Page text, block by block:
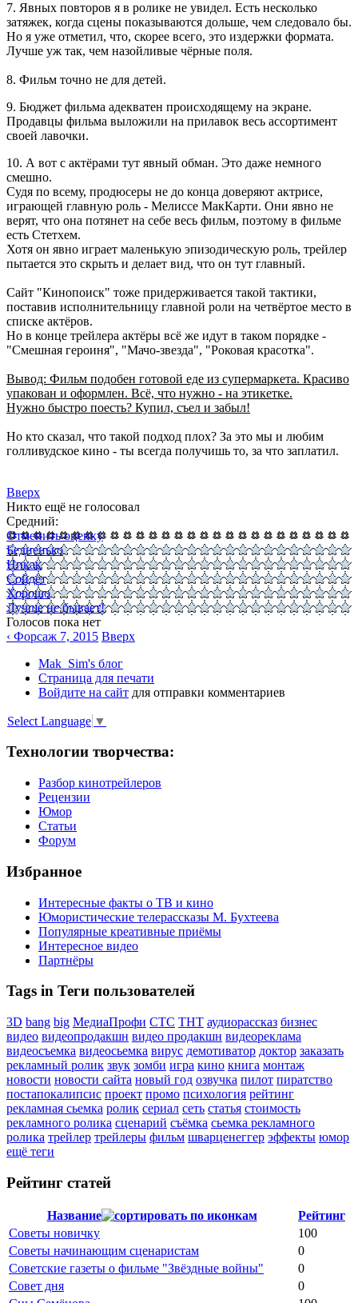
7. Явных повторов я в ролике не увидел. Есть несколько
затяжек, когда сцены показываются дольше, чем следовало бы.
Но я уже отметил, что, скорее всего, это издержки формата.
Лучше уж так, чем назойливые чёрные поля.
8. Фильм точно не для детей.
9. Бюджет фильма адекватен происходящему на экране.
Продавцы фильма выложили на прилавок весь ассортимент
своей лавочки.
10. А вот с актёрами тут явный обман. Это даже немного
смешно.
Судя по всему, продюсеры не до конца доверяют актрисе,
играющей главную роль - Мелиссе МакКарти. Они явно не
верят, что она потянет на себе весь фильм, поэтому в фильме
есть Стетхем.
Хотя он явно играет маленькую эпизодическую роль, трейлер
пытается это скрыть и делает вид, что он тут главный.
Сайт "Кинопоиск" тоже придерживается такой тактики,
поставив исполнительницу главной роли на четвёртое место в
списке актёров.
Но в конце трейлера актёры всё же идут в таком порядке -
"Смешная героиня", "Мачо-звезда", "Роковая красотка".
Вывод: Фильм подобен готовой еде из супермаркета. Красиво
упакован и оформлен. Всё, что нужно - на этикетке.
Нужно быстро поесть? Купил, съел и забыл!
Но кто сказал, что такой подход плох? За это мы и любим
голливудское кино - ты всегда получишь то, за что заплатил.
Вверх
Никто ещё не голосовал
Средний:
Отменить оценку
Бедненько
Никак
Сойдёт
Хорошо
Лучше не бывает!
Голосов пока нет
‹ Форсаж 7, 2015 Вверх
Mak_Sim's блог
Страница для печати
Войдите на сайт для отправки комментариев
Select Language ▼
Технологии творчества:
Разбор кинотрейлеров
Рецензии
Юмор
Статьи
Форум
Избранное
Интересные факты о ТВ и кино
Юмористические телерассказы М. Бухтеева
Популярные креативные приёмы
Интересное видео
Партнёры
Tags in Теги пользователей
3D bang big МедиаПрофи СТС ТНТ аудиорассказ бизнес
видео видеопродакшн видео продакшн видеореклама
видеосъемка видеосьемка вирус демотиватор доктор заказать
рекламный ролик звук зомби игра кино книга монтаж
новости новости сайта новый год озвучка пилот пиратство
постапокалипсис проект промо психология рейтинг
рекламная сьемка ролик сериал сеть статья стоимость
рекламного ролика сценарий съёмка сьемка рекламного
ролика трейлер трейлеры фильм шварценеггер эффекты юмор
ещё теги
Рейтинг статей
Название
Рейтинг
Советы новичку
100
Советы начинающим сценаристам
0
Советские газеты о фильме "Звёздные войны"
0
Совет дня
0